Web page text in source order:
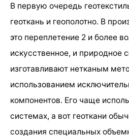
В первую очередь
геоткань и геополотно. В
это переплетение 2 и более
искусственное, и природное
изготавливают нетканым
использованием
компонентов. Его чаще
системах, а вот геоткани
создания специальных